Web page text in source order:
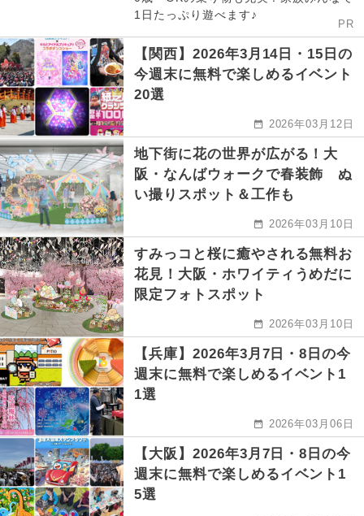
1日たっぷり遊べます♪
PR
【関西】2026年3月14日・15日の
今週末に無料で楽しめるイベント
20選
2026年03月12日
地下街に花の世界が広がる！大
阪・なんばウォークで春装飾 ぬ
い撮りスポット＆工作も
2026年03月10日
すみっコと桜に癒やされる無料お
花見！大阪・ホワイティうめだに
限定フォトスポット
2026年03月10日
【兵庫】2026年3月7日・8日の今
週末に無料で楽しめるイベント1
1選
2026年03月06日
【大阪】2026年3月7日・8日の今
週末に無料で楽しめるイベント1
5選